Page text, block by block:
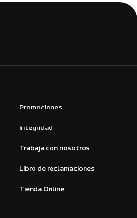
Promociones
Integridad
Trabaja con nosotros
Libro de reclamaciones
Tienda Online